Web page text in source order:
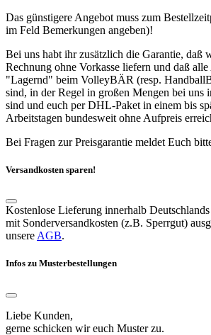
Das günstigere Angebot muss zum
im Feld Bemerkungen angeben)!
Bei uns habt ihr zusätzlich die Garantie, daß
Rechnung ohne Vorkasse liefern und daß
"Lagernd" beim VolleyBÄR (resp.
sind, in der Regel in großen Mengen bei uns
sind und euch per DHL-Paket in einem bis
Arbeitstagen bundesweit ohne Aufpreis
Bei Fragen zur Preisgarantie meldet Euch
Versandkosten sparen!
Kostenlose Lieferung innerhalb
mit Sonderversandkosten (z.B. Sperrgut)
unsere AGB.
Infos zu Musterbestellungen
Liebe Kunden,
gerne schicken wir euch Muster zu.